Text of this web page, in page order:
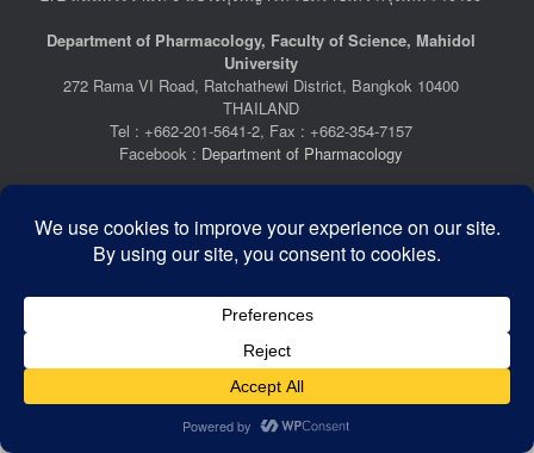
Department of Pharmacology, Faculty of Science, Mahidol
University
272 Rama VI Road, Ratchathewi District, Bangkok 10400
THAILAND
Tel : +662-201-5641-2, Fax : +662-354-7157
Facebook : Department of Pharmacology